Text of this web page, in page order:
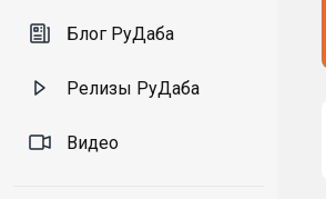
Блог РуДаба
Релизы РуДаба
Видео